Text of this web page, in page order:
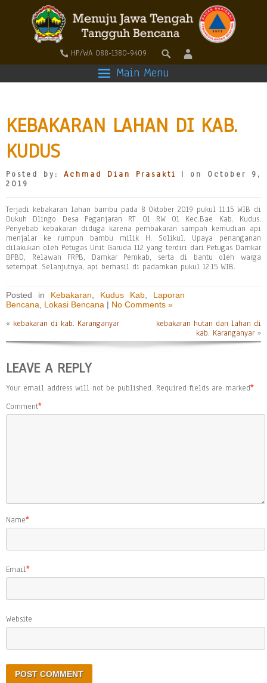
HP/WA 088-1380-9409
Main Menu
KEBAKARAN LAHAN DI KAB.
KUDUS
Posted by: Achmad Dian Prasakti
| on October 9,
2019
Terjadi kebakaran lahan bambu pada 8 Oktober 2019 pukul 11.15 WIB di
Dukuh Dlingo Desa Peganjaran RT 01 RW 01 Kec.Bae Kab. Kudus.
Penyebab kebakaran diduga karena pembakaran sampah kemudian api
menjalar ke rumpun bambu milik H. Solikul. Upaya penanganan
dilakukan oleh Petugas Unit Garuda 112 yang terdiri dari Petugas Damkar
BPBD, Relawan FRPB, Damkar Pemkab, serta di bantu oleh warga
setempat. Selanjutnya, api berhasil di padamkan pukul 12.15 WIB.
Posted in Kebakaran Kudus Kab, Laporan
Bencana
Lokasi Bencana | No Comments »
« kebakaran di kab. Karanganyar
kebakaran hutan dan lahan di
kab. Karanganyar »
LEAVE A REPLY
Your email address will not be published. Required fields are marked*
Comment*
Name*
Email*
Website